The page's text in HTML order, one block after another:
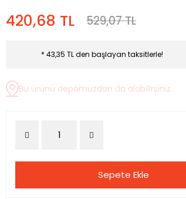
420,68 TL 529,07 TL
* 43,35 TL den başlayan taksitlerle!
Bu ürünü depomuzdan da alabilirsiniz.
Sepete Ekle